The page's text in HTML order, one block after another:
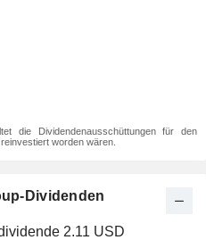
die Dividendenausschüttungen für den
worden wären.
Dividenden
2.11 USD